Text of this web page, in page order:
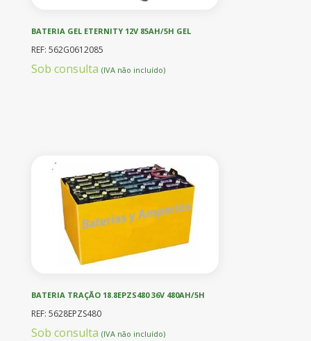
BATERIA GEL ETERNITY 12V 85AH/5H GEL
REF: 562G0612085
Sob consulta (IVA não incluído)
BATERIA TRAÇÃO 18.8EPZS480 36V 480AH/5H
REF: 5628EPZS480
Sob consulta (IVA não incluído)